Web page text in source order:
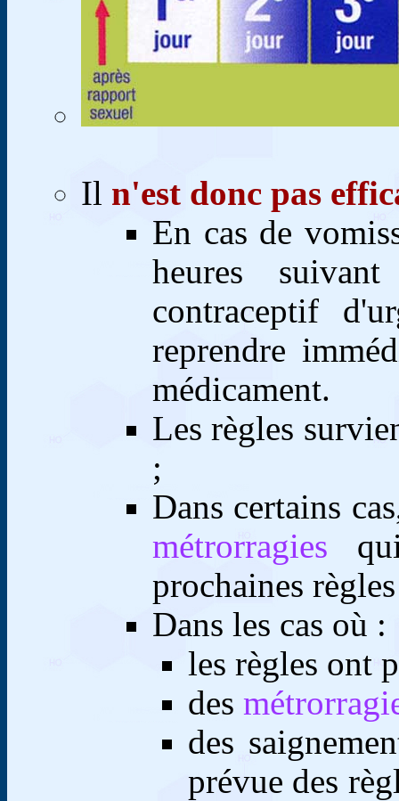
Il n'est donc pas
En cas de
heures
contraceptif
reprendre
médicament.
Les règles
;
Dans certains
métrorragies
prochaines
Dans les cas où :
les règles ont
des
des
prévue des